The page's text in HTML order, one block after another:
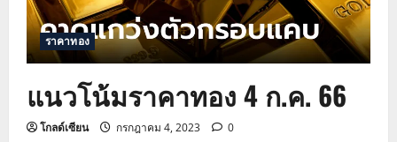
ราคาทอง
แนวโน้มราคาทอง 4 ก.ค. 66
โกลด์เซียน กรกฎาคม 4, 2023 0